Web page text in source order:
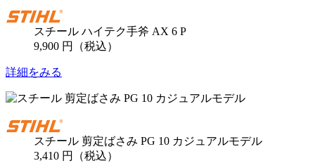
スチール ハイテク手斧 AX 6 P
9,900 円（税込）
詳細をみる
スチール 剪定ばさみ PG 10 カジュアルモデル
3,410 円（税込）